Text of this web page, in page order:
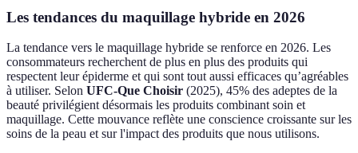
Les tendances du maquillage hybride en 2026
La tendance vers le maquillage hybride se renforce en 2026. Les
consommateurs recherchent de plus en plus des produits qui
respectent leur épiderme et qui sont tout aussi efficaces qu’agréables
à utiliser. Selon UFC-Que Choisir (2025), 45% des adeptes de la
beauté privilégient désormais les produits combinant soin et
maquillage. Cette mouvance reflète une conscience croissante sur les
soins de la peau et sur l'impact des produits que nous utilisons.